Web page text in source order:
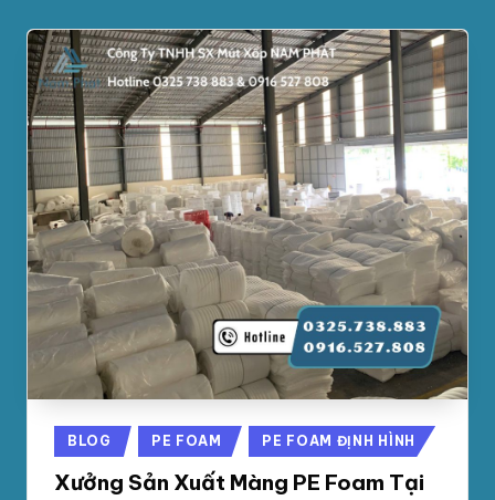
X
Ố
P
C
H
Ố
N
G
S
Ố
C
Mút
Xốp
Nam
Phát
chuyên
sản
xuất
và
phân
phối
mút
xốp
xốp
chống
Posted
in
BLOG PE FOAM PE FOAM ĐỊNH HÌNH
Xưởng Sản Xuất Màng PE Foam Tại